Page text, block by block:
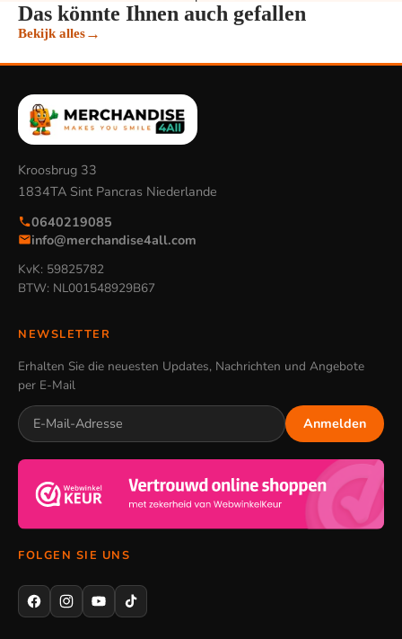
Das könnte Ihnen auch gefallen
Bekijk alles→
Kroosbrug 33
1834TA Sint Pancras Niederlande
0640219085
info@merchandise4all.com
KvK: 59825782
BTW: NL001548929B67
NEWSLETTER
Erhalten Sie die neuesten Updates, Nachrichten und Angebote
per E-Mail
Anmelden
FOLGEN SIE UNS